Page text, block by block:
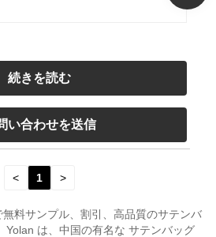
続きを読む
い合わせを送信
< 1 >
料サンプル、割引、高品質のサテンバ
Yolan は、中国の有名な サテンバッグ